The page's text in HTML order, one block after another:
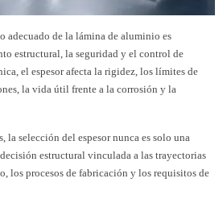
adecuado de la lámina de aluminio es
estructural, la seguridad y el control de
el espesor afecta la rigidez, los límites de
la vida útil frente a la corrosión y la
la selección del espesor nunca es solo una
estructural vinculada a las trayectorias
los procesos de fabricación y los requisitos de